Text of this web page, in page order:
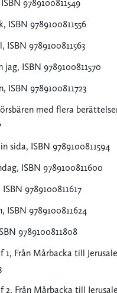
9789100811549
ISBN 9789100811556
9789100811563
jag, ISBN 9789100811570
ISBN 9789100811723
med flera
sida, ISBN 9789100811594
ISBN 9789100811600
9789100811617
ISBN 9789100811624
9789100811808
1, Från Mårbacka till
2, Från Mårbacka till